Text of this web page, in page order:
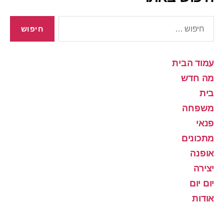
עמוד הבית
מה חדש
בית
משפחה
פנאי
מתכונים
אופנה
יצירה
יום יום
אודות